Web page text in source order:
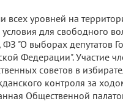
всех уровней на
для свободного
ФЗ "О выборах депутатов
Федерации". Участие
советов в
контроля за
Общественной